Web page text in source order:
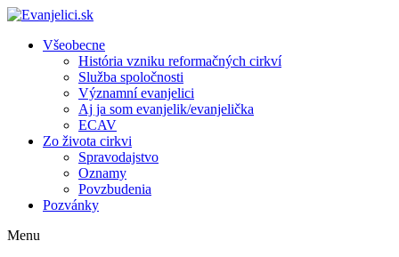
Všeobecne
História vzniku reformačných cirkví
Služba spoločnosti
Významní evanjelici
Aj ja som evanjelik/evanjelička
ECAV
Zo života cirkvi
Spravodajstvo
Oznamy
Povzbudenia
Pozvánky
Menu